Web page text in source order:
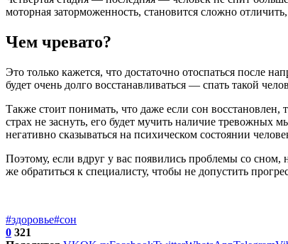
моторная заторможенность, становится сложно отличить,
Чем чревато?
Это только кажется, что достаточно отоспаться после
будет очень долго восстанавливаться — спать такой
Также стоит понимать, что даже если сон восстановлен,
страх не заснуть, его будет мучить наличие
негативно сказываться на психическом состоянии
Поэтому, если вдруг у вас появились проблемы со сном,
же обратиться к специалисту, чтобы не допустить
#здоровье#сон
0 321